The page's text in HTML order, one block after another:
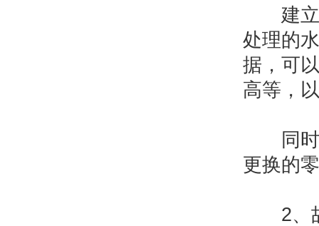
建立
处理的
据，可
高等，
同时
更换的
2、